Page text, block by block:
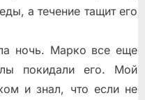
а течение тащит его
ночь. Марко все еще
покидали его. Мой
и знал, что если не